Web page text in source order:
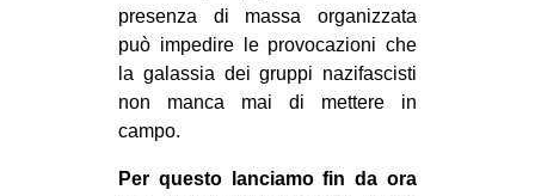
ms
SEARCH
presenza di massa organizzata
può impedire le provocazioni che
la galassia dei gruppi nazifascisti
non manca mai di mettere in
campo.
Per questo lanciamo fin da ora